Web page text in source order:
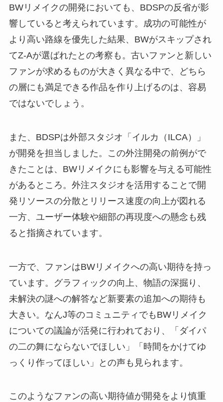
BWリメイクの開発においても、BDSPの反省が影
響していると考えられています。成功の可能性が
より高い路線を優先した結果、BWがスキップされ
てZ-Aが選ばれたとの考察も。古いファンと新しい
ファンが求めるものが大きく異なる中で、どちら
の層にも満足できる作品を作り上げるのは、容易
ではないでしょう。
また、BDSPは外部スタジオ「イルカ（ILCA）」
が開発を担当しました。この外注開発の前例がで
きたことは、BWリメイクにも影響を与える可能性
があるところ。外注スタジオを活用することで開
発リソースの分散とリリース速度の向上が図れる
一方、ユーザー体験や細部の再現度への懸念も残
ると指摘されています。
一方で、ファンはBWリメイクへの高い期待を持っ
ています。グラフィックの向上、物語の深掘り、
未解決の謎への解答など新要素の追加への期待も
大きい。なんJ等のコミュニティでもBWリメイク
についての議論が活発に行われており、「ダイパ
の二の舞にならないでほしい」「時間をかけてゆ
っくり作ってほしい」との声も見られます。
このようなファンの高い期待値が開発をより慎重